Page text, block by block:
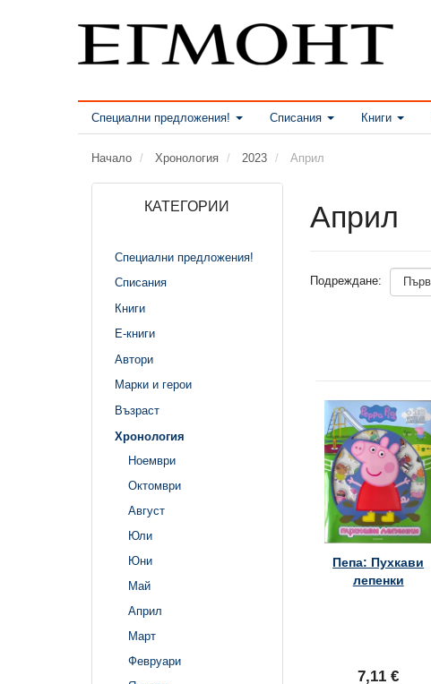
Специални предложения! Списания Книги
Начало Хронология 2023 Април
КАТЕГОРИИ
Специални предложения!
Списания
Книги
Е-книги
Автори
Марки и герои
Възраст
Хронология
Ноември
Октомври
Август
Юли
Юни
Май
Април
Март
Февруари
Април
Подреждане:
Пепа: Пухкави
лепенки
7,11 €